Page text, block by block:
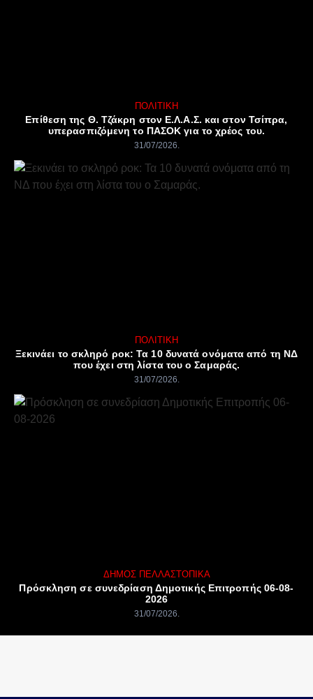
ΠΟΛΙΤΙΚΉ
Επίθεση της Θ. Τζάκρη στον Ε.Λ.Α.Σ. και στον Τσίπρα,
υπερασπιζόμενη το ΠΑΣΟΚ για το χρέος του.
31/07/2026
ΠΟΛΙΤΙΚΉ
Ξεκινάει το σκληρό ροκ: Τα 10 δυνατά ονόματα από τη ΝΔ
που έχει στη λίστα του ο Σαμαράς.
31/07/2026
ΔΉΜΟΣ ΠΈΛΛΑΣΤΟΠΙΚΆ
Πρόσκληση σε συνεδρίαση Δημοτικής Επιτροπής 06-08-
2026
31/07/2026